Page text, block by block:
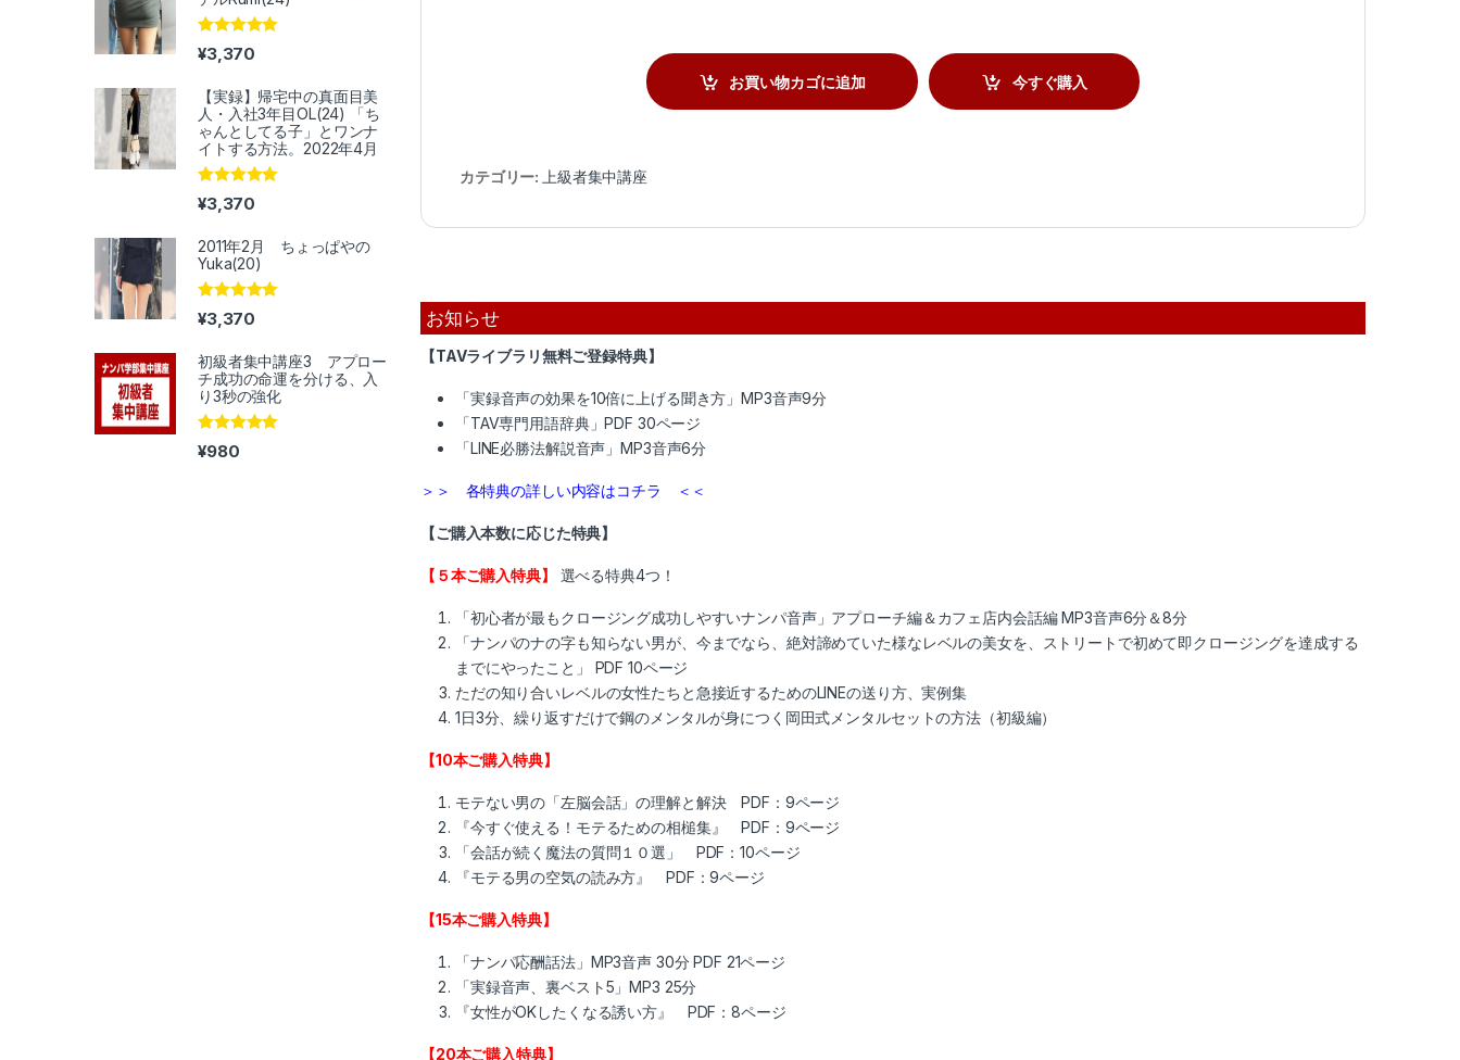
お買い物カゴに追加 今すぐ購入
カテゴリー: 上級者集中講座
お知らせ
【TAVライブラリ無料ご登録特典】
「実録音声の効果を10倍に上げる聞き方」MP3音声9分
「TAV専門用語辞典」PDF 30ページ
「LINE必勝法解説音声」MP3音声6分
＞＞ 各特典の詳しい内容はコチラ ＜＜
【ご購入本数に応じた特典】
【５本ご購入特典】 選べる特典4つ！
「初心者が最もクロージング成功しやすいナンパ音声」アプローチ編＆カフェ店内会話編 MP3音声6分＆8分
「ナンパのナの字も知らない男が、今までなら、絶対諦めていた様なレベルの美女を、ストリートで初めて即クロージングを達成する
までにやったこと」 PDF 10ページ
ただの知り合いレベルの女性たちと急接近するためのLINEの送り方、実例集
1日3分、繰り返すだけで鋼のメンタルが身につく岡田式メンタルセットの方法（初級編）
【10本ご購入特典】
モテない男の「左脳会話」の理解と解決 PDF：9ページ
『今すぐ使える！モテるための相槌集』 PDF：9ページ
「会話が続く魔法の質問１０選」 PDF：10ページ
『モテる男の空気の読み方』 PDF：9ページ
【15本ご購入特典】
「ナンパ応酬話法」MP3音声 30分 PDF 21ページ
「実録音声、裏ベスト5」MP3 25分
『女性がOKしたくなる誘い方』 PDF：8ページ
【20本ご購入特典】
5段階中5.00
の評価
¥3,370
【実録】帰宅中の真面目美
人・入社3年目OL(24) 「ち
ゃんとしてる子」とワンナ
イトする方法。2022年4月
5段階中5.00
の評価
¥3,370
2011年2月 ちょっぱやの
Yuka(20)
5段階中5.00
の評価
¥3,370
初級者集中講座3 アプロー
チ成功の命運を分ける、入
り3秒の強化
5段階中
の評価
¥980